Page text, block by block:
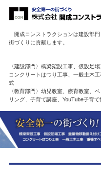
開成コンストラクションは建設部
街づくりに貢献します。
〈建設部門〉橋梁架設工事、仮設足
コンクリートはつり工事、一般土木
式
〈教育部門〉幼児教室、療育教室、
リング、子育て講座、YouTube子育
ホーム
事業内容
求人情報